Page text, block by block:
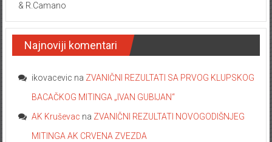
& R.Camano
Najnoviji komentari
ikovacevic na ZVANIČNI REZULTATI SA PRVOG KLUPSKOG
BACAČKOG MITINGA „IVAN GUBIJAN“
AK Kruševac na ZVANIČNI REZULTATI NOVOGODIŠNJEG
MITINGA AK CRVENA ZVEZDA